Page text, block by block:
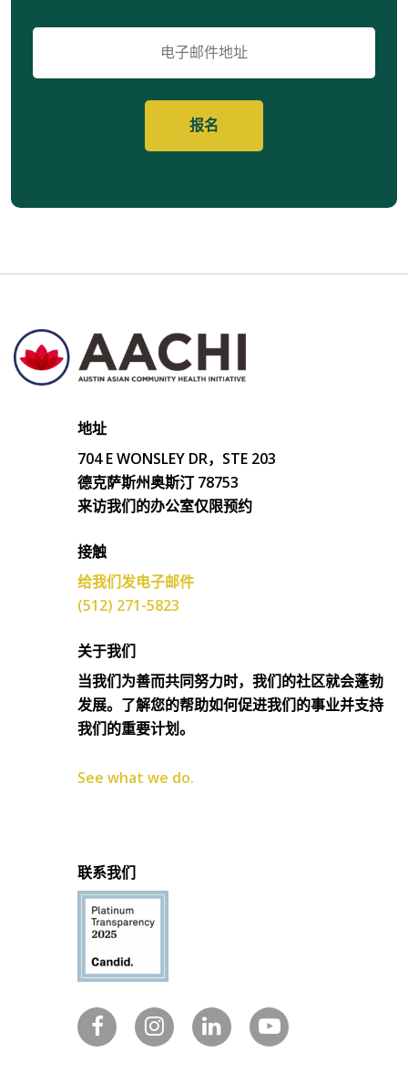
子
地址
704 E WONSLEY DR，STE 203
德克萨斯州奥斯汀 78753
来访我们的办公室仅限预约
接触
给我们发电子邮件
(512) 271-5823
关于我们
当我们为善而共同努力时，我们的社区就会蓬勃
发展。了解您的帮助如何促进我们的事业并支持
我们的重要计划。
See what we do.
联系我们